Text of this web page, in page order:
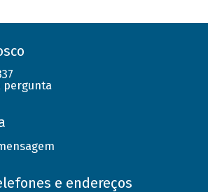
pergunta
e endereços